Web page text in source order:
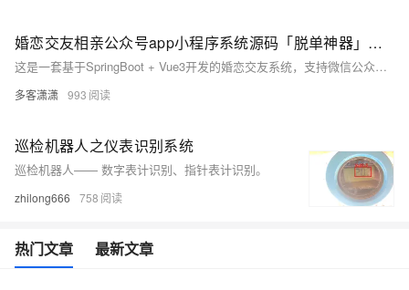
婚恋交友相亲公众号app小程序系统源码「脱单神器」婚恋平台全套代码 - 支持快速二次开发
这是一套基于SpringBoot + Vue3开发的婚恋交友系统，支持微信公众号、Uniapp小程序和APP端。系统包含实名认证、智能匹配、视频相亲、会员体系等功能，适用于婚恋社交平台和相亲交友应用。后端采用SpringBoot 3.x与MyBatis-Plus，前端使用Vue3与Uniapp，支持快速部署和二次开发。适合技术团队或有经验的个人创业者使用。
多客潇潇 993
巡检机器人之仪表识别系统
巡检机器人—— 数字表计识别、指针表计识别。
zhilong666 758
热门文章 最新文章